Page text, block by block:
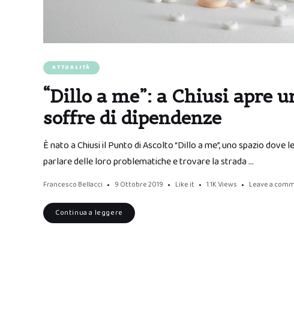
ATTUALITÀ
“Dillo a me”: a Chiusi apre
soffre di dipendenze
È nato a Chiusi il Punto di Ascolto “Dillo a me”, uno spazio
parlare delle loro problematiche e trovare la strada …
Francesco Bellacci 9 Ottobre 2019 Like it 1.1K Views Leave a
Continua a leggere